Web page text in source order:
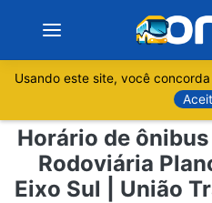
Sobre
Minas Gerais
Usando este site, você
Horário de
Rodoviária
Eixo Sul | União